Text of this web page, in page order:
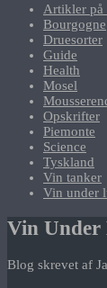
Artikler på
Bourgogne
Druesorter
Guide
Health
Mosel
Opskrifter
Piemonte
Science
Tyskland
Vin tanker
Vin under
Vin Under
Blog skrevet af